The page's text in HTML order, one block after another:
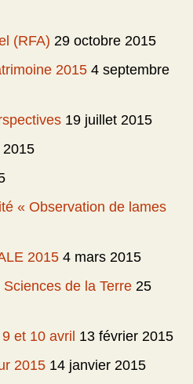
(RFA) 29 octobre 2015
2015 4 septembre
19 juillet 2015
2015
« Observation de lames
2015 4 mars 2015
de la Terre 25
et 10 avril 13 février 2015
2015 14 janvier 2015